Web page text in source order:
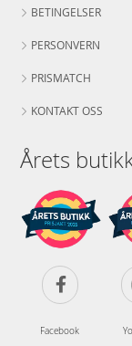
BETINGELSER
PERSONVERN
PRISMATCH
KONTAKT OSS
Årets
Facebook